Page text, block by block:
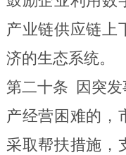
产业链供应链上
济的生态系统。
第二十条
因突
产经营困难的，
采取帮扶措施，